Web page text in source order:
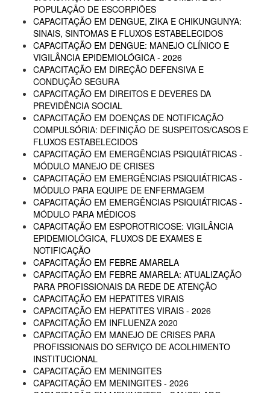
POPULAÇÃO DE ESCORPIÕES
CAPACITAÇÃO EM DENGUE, ZIKA E CHIKUNGUNYA:
SINAIS, SINTOMAS E FLUXOS ESTABELECIDOS
CAPACITAÇÃO EM DENGUE: MANEJO CLÍNICO E
VIGILÂNCIA EPIDEMIOLÓGICA - 2026
CAPACITAÇÃO EM DIREÇÃO DEFENSIVA E
CONDUÇÃO SEGURA
CAPACITAÇÃO EM DIREITOS E DEVERES DA
PREVIDÊNCIA SOCIAL
CAPACITAÇÃO EM DOENÇAS DE NOTIFICAÇÃO
COMPULSÓRIA: DEFINIÇÃO DE SUSPEITOS/CASOS E
FLUXOS ESTABELECIDOS
CAPACITAÇÃO EM EMERGÊNCIAS PSIQUIÁTRICAS -
MÓDULO MANEJO DE CRISES
CAPACITAÇÃO EM EMERGÊNCIAS PSIQUIÁTRICAS -
MÓDULO PARA EQUIPE DE ENFERMAGEM
CAPACITAÇÃO EM EMERGÊNCIAS PSIQUIÁTRICAS -
MÓDULO PARA MÉDICOS
CAPACITAÇÃO EM ESPOROTRICOSE: VIGILÂNCIA
EPIDEMIOLÓGICA, FLUXOS DE EXAMES E
NOTIFICAÇÃO
CAPACITAÇÃO EM FEBRE AMARELA
CAPACITAÇÃO EM FEBRE AMARELA: ATUALIZAÇÃO
PARA PROFISSIONAIS DA REDE DE ATENÇÃO
CAPACITAÇÃO EM HEPATITES VIRAIS
CAPACITAÇÃO EM HEPATITES VIRAIS - 2026
CAPACITAÇÃO EM INFLUENZA 2020
CAPACITAÇÃO EM MANEJO DE CRISES PARA
PROFISSIONAIS DO SERVIÇO DE ACOLHIMENTO
INSTITUCIONAL
CAPACITAÇÃO EM MENINGITES
CAPACITAÇÃO EM MENINGITES - 2026